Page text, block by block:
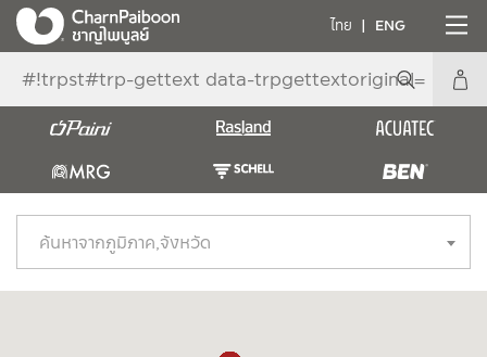
ไทย ENG
ค้นหาจากภูมิภาค,จังหวัด